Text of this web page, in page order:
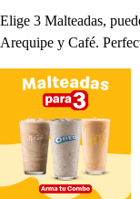
Elige 3 Malteadas,
Arequipe y Café.